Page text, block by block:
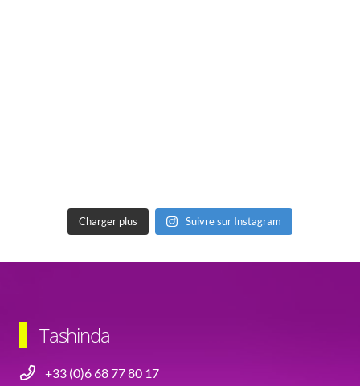
Charger plus Suivre sur Instagram
Tashinda
+33 (0)6 68 77 80 17